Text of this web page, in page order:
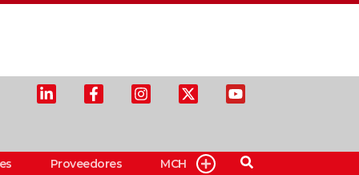
Proveedores MCH